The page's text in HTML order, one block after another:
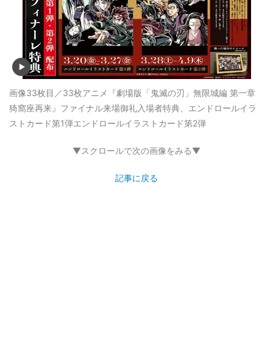
画像33枚目／33枚アニメ『劇場版「鬼滅の刃」無限城編 第一章
猗窩座再来』ファイナル来場御礼入場者特典、エンドロールイラ
ストカード第1弾エンドロールイラストカード第2弾
▼スクロールで次の画像をみる▼
記事に戻る